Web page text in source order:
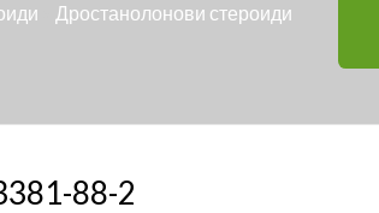
Дростанолонови стероиди
88-2